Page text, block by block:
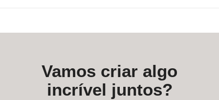
Vamos criar algo
incrível juntos?